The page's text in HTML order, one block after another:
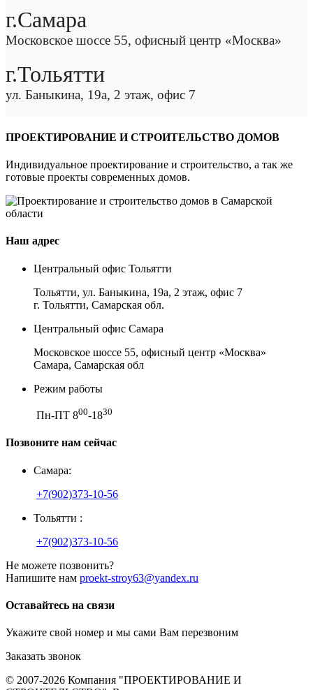
г.Самара
Московское шоссе 55, офисный центр «Москва»
г.Тольятти
ул. Баныкина, 19а, 2 этаж, офис 7
ПРОЕКТИРОВАНИЕ И СТРОИТЕЛЬСТВО ДОМОВ
Индивидуальное проектирование и строительство, а так же
готовые проекты современных домов.
Наш адрес
Центральный офис Тольятти
Тольятти, ул. Баныкина, 19а, 2 этаж, офис 7
г. Тольятти, Самарская обл.
Центральный офис Самара
Московское шоссе 55, офисный центр «Москва»
Самара, Самарская обл
Режим работы
Пн-ПТ 800-1830
Позвоните нам сейчас
Самара:
+7(902)373-10-56
Тольятти :
+7(902)373-10-56
Не можете позвонить?
Напишите нам proekt-stroy63@yandex.ru
Оставайтесь на связи
Укажите свой номер и мы сами Вам перезвоним
Заказать звонок
© 2007-2026 Компания "ПРОЕКТИРОВАНИЕ И